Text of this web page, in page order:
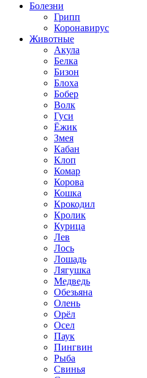
Болезни
Грипп
Коронавирус
Животные
Акула
Белка
Бизон
Блоха
Бобер
Волк
Гуси
Ёжик
Змея
Кабан
Клоп
Комар
Корова
Кошка
Крокодил
Кролик
Курица
Лев
Лось
Лошадь
Лягушка
Медведь
Обезьяна
Олень
Орёл
Осел
Паук
Пингвин
Рыба
Свинья